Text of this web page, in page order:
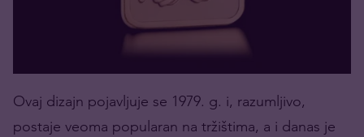
Ovaj dizajn pojavljuje se 1979. g. i, razumljivo,
postaje veoma popularan na tržištima, a i danas je